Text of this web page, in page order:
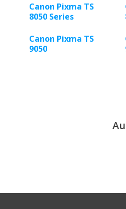
Canon Pixma TS
8050 Series
Canon Pixma TS
9050